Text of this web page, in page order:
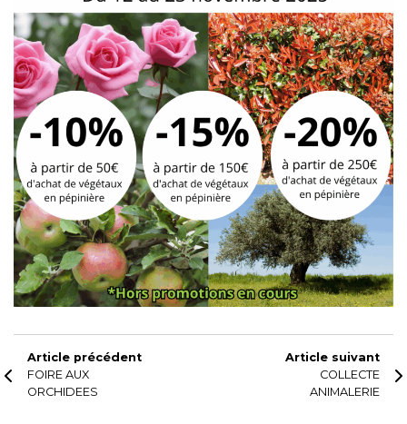
Article précédent
FOIRE AUX
ORCHIDEES
Article suivant
COLLECTE
ANIMALERIE